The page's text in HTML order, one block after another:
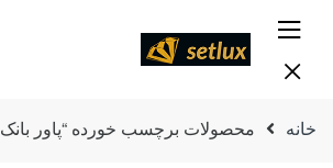
navigation
content
خانه محصولات برچسب خورده “پاور بانک 10000”